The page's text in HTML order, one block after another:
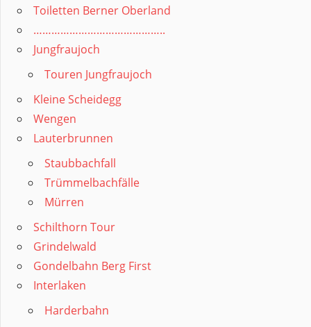
Toiletten Berner Oberland
……………………………………..
Jungfraujoch
Touren Jungfraujoch
Kleine Scheidegg
Wengen
Lauterbrunnen
Staubbachfall
Trümmelbachfälle
Mürren
Schilthorn Tour
Grindelwald
Gondelbahn Berg First
Interlaken
Harderbahn